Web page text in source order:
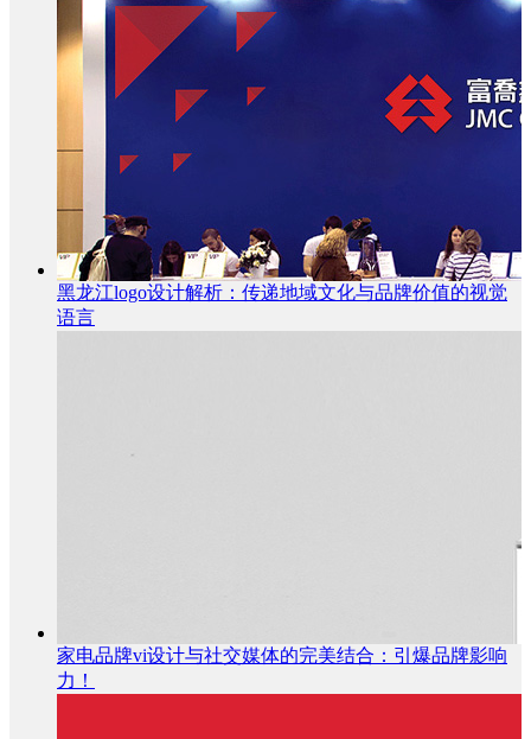
黑龙江logo设计解析：传递地域文化与品牌价值的视觉
语言
家电品牌vi设计与社交媒体的完美结合：引爆品牌影响
力！